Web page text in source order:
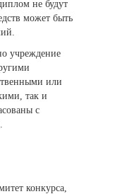
не будут
может быть
учреждение
или
так и
с
конкурса,